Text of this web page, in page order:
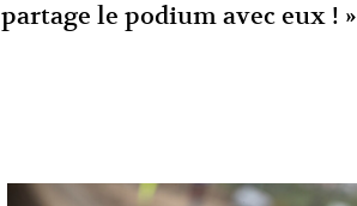
partage le podium avec eux ! »